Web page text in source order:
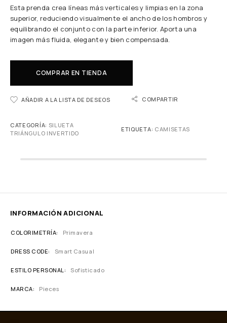
Esta prenda crea líneas más verticales y limpias en la zona
superior, reduciendo visualmente el ancho de los hombros y
equilibrando el conjunto con la parte inferior. Aporta una
imagen más fluida, elegante y bien compensada.
COMPRAR EN TIENDA
AÑADIR A LA LISTA DE DESEOS COMPARTIR
CATEGORÍA: SILUETA
TRIÁNGULO INVERTIDO
ETIQUETA: CAMISETAS
INFORMACIÓN ADICIONAL
COLORIMETRÍA Primavera
DRESS CODE Smart Casual
ESTILO PERSONAL Sofisticado
MARCA Pieces